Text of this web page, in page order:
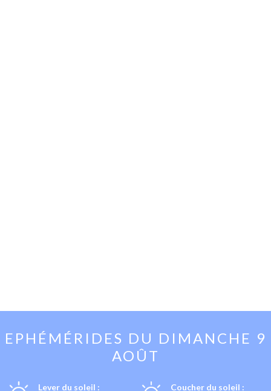
EPHÉMÉRIDES DU DIMANCHE 9
AOÛT
Lever du soleil :
Coucher du soleil :